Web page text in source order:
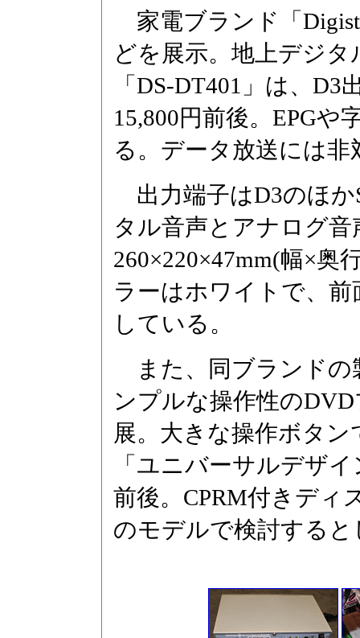
家電ブランド「
どを展示。地上デジ
「DS-DT401」は、D3
15,800円前後。EPGや
る。データ放送には非
出力端子はD3のほか
タル音声とアナログ
260×220×47mm(幅×奥
ラーはホワイトで、
している。
また、同ブランドの
ンプルな操作性の
展。大きな操作ボタ
「ユニバーサルデザ
前後。CPRM付きディ
のモデルで検討する